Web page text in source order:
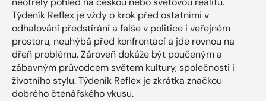
Týdeník Reflex je vždy o krok před ostatními v
odhalování předstírání a falše v politice i veřejném
prostoru, neuhýbá před konfrontací a jde rovnou na
dřeň problému. Zároveň dokáže být poučeným a
zábavným průvodcem světem kultury, společnosti i
životního stylu. Týdeník Reflex je zkrátka značkou
dobrého čtenářského vkusu.